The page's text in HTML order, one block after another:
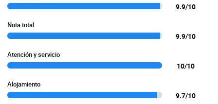
9.9/10
Nota total
9.9/10
Atención y servicio
10/10
Alojamiento
9.7/10